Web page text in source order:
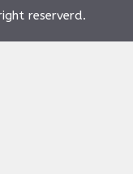
reserverd.